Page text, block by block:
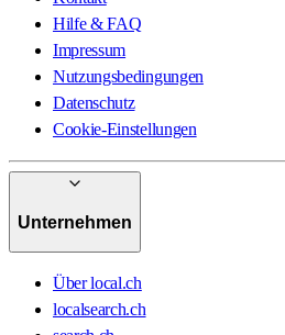
Hilfe & FAQ
Impressum
Nutzungsbedingungen
Datenschutz
Cookie-Einstellungen
Unternehmen
Über local.ch
localsearch.ch